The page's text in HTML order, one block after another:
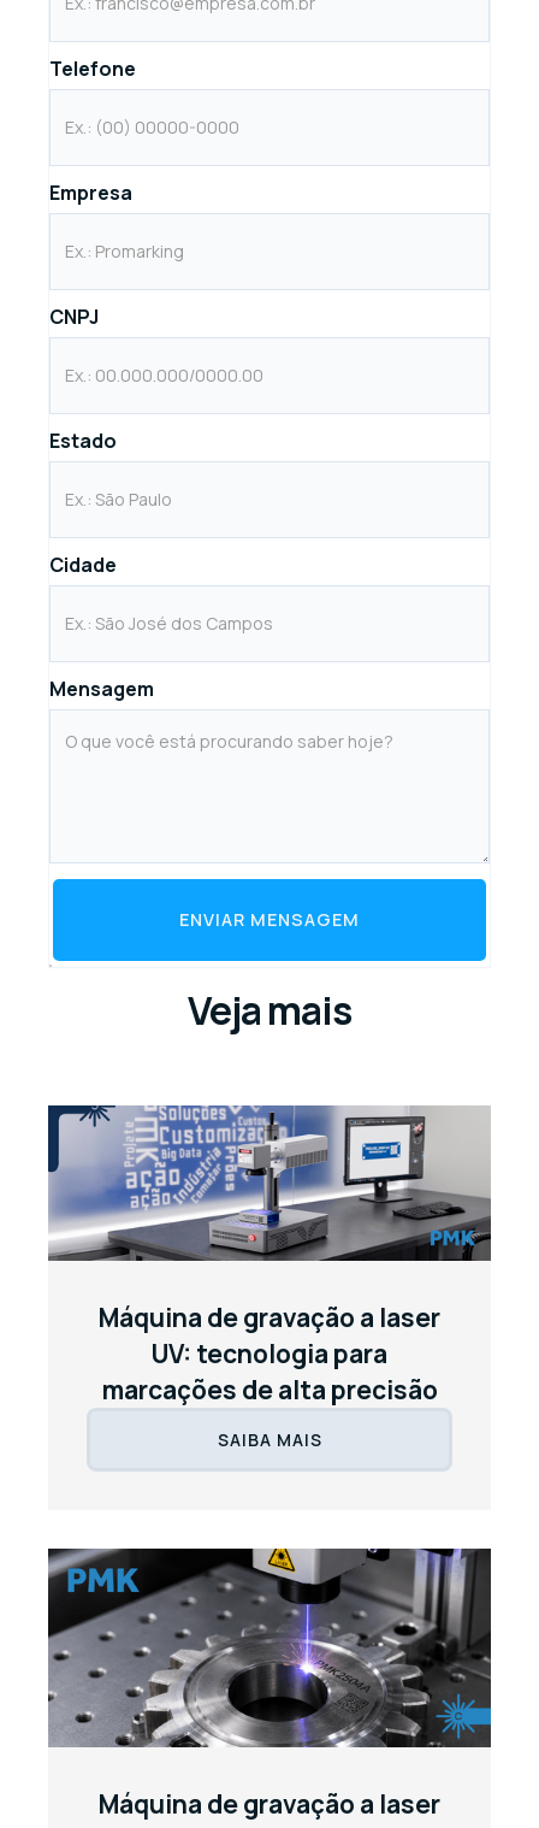
Telefone
Empresa
CNPJ
Estado
Cidade
Mensagem
ENVIAR MENSAGEM
Veja mais
Máquina de gravação a laser
UV: tecnologia para
marcações de alta precisão
SAIBA MAIS
Máquina de gravação a laser